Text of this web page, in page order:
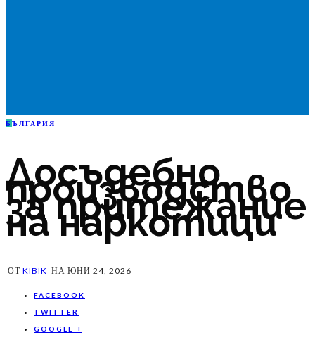
Б ЪЛГАРИЯ
Досъдебно
производство
за притежание
на наркотици
ОТ KIBIK НА ЮНИ 24, 2026
FACEBOOK
TWITTER
GOOGLE +